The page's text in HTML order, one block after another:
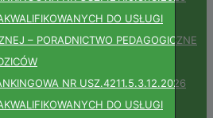
DO USŁUGI
– PORADNICTWO PEDAGOGICZNE
NR USZ.4211.5.3.12.2026
DO USŁUGI